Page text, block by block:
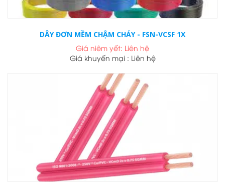
DÂY ĐƠN MỀM CHẬM CHÁY - FSN-VCSF 1X
Giá niêm yết: Liên hệ
Giá khuyến mại : Liên hệ